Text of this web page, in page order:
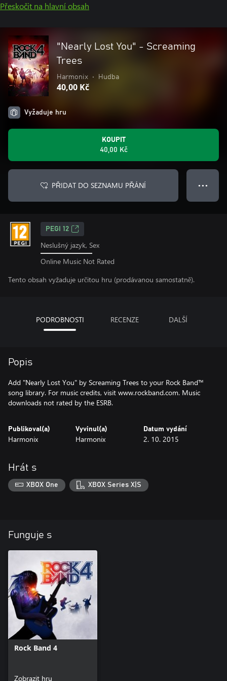
Přeskočit na hlavní obsah
"Nearly Lost You" - Screaming
Trees
Harmonix • Hudba
40,00 Kč
Vyžaduje hru
KOUPIT
40,00 Kč
PŘIDAT DO SEZNAMU PŘÁNÍ ● ● ●
PEGI 12
Neslušný jazyk, Sex
Online Music Not Rated
Tento obsah vyžaduje určitou hru (prodávanou samostatně).
PODROBNOSTI RECENZE DALŠÍ
Popis
Add "Nearly Lost You" by Screaming Trees to your Rock Band™
song library. For music credits, visit www.rockband.com. Music
downloads not rated by the ESRB.
Publikoval(a)
Harmonix
Vyvinul(a)
Harmonix
Datum vydání
2. 10. 2015
Hrát s
XBOX One XBOX Series X|S
Funguje s
Rock Band 4
Zobrazit hru